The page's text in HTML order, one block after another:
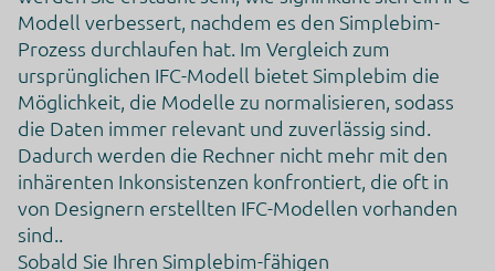
Modell verbessert, nachdem es den Simplebim-
Prozess durchlaufen hat. Im Vergleich zum
ursprünglichen IFC-Modell bietet Simplebim die
Möglichkeit, die Modelle zu normalisieren, sodass
die Daten immer relevant und zuverlässig sind.
Dadurch werden die Rechner nicht mehr mit den
inhärenten Inkonsistenzen konfrontiert, die oft in
von Designern erstellten IFC-Modellen vorhanden
sind..
Sobald Sie Ihren Simplebim-fähigen
Datenverarbeiters zu lesen
https://www.google.com/intl/de/tagmanager/use-
policy.html
Google Analytics
Dies ist ein Webanalysedienst.
Verarbeitungsunternehmen
Google Ireland Limited
Google Building Gordon House, 4 Barrow St, Dublin, D04
E5W5, Ireland